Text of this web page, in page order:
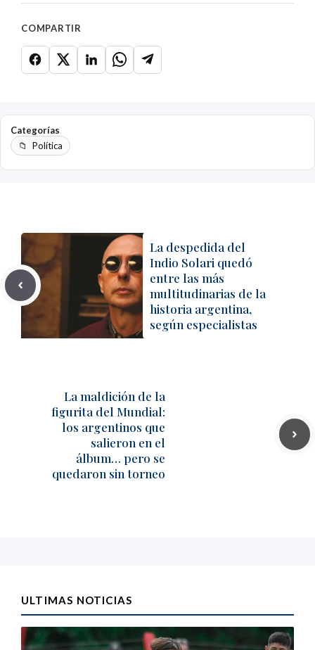
COMPARTIR
Categorías
Política
La despedida del
Indio Solari quedó
entre las más
multitudinarias de la
historia argentina,
según especialistas
La maldición de la
figurita del Mundial:
los argentinos que
salieron en el
álbum… pero se
quedaron sin torneo
ULTIMAS NOTICIAS